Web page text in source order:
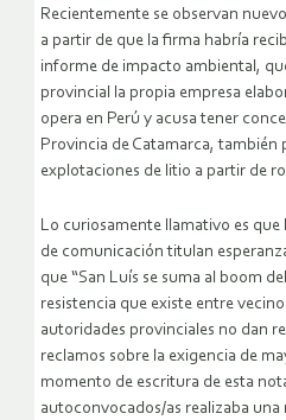
Recientemente se observan
a partir de que la firma habría
informe de impacto ambiental,
provincial la propia empresa
opera en Perú y acusa tener
Provincia de Catamarca, también
explotaciones de litio a partir de
Lo curiosamente llamativo es que
de comunicación titulan
que “San Luís se suma al boom
resistencia que existe entre
autoridades provinciales no dan
reclamos sobre la exigencia de
momento de escritura de esta
autoconvocados/as realizaba una